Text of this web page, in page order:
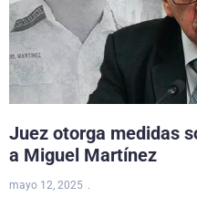
Juez otorga medidas
a Miguel Martínez
mayo 12, 2025